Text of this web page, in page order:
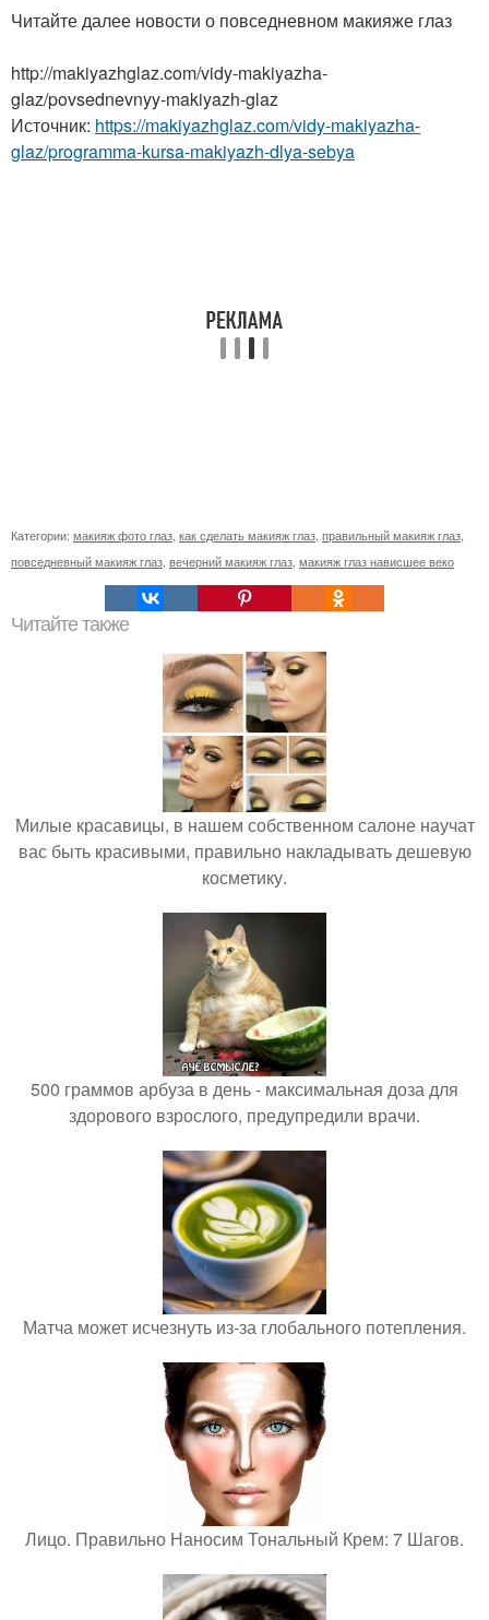
Читайте далее новости о повседневном макияже глаз
http://makiyazhglaz.com/vidy-makiyazha-
glaz/povsednevnyy-makiyazh-glaz
Источник: https://makiyazhglaz.com/vidy-makiyazha-
glaz/programma-kursa-makiyazh-dlya-sebya
Категории: макияж фото глаз как сделать макияж глаз правильный макияж глаз
повседневный макияж глаз вечерний макияж глаз макияж глаз нависшее веко
Читайте также
Милые красавицы, в нашем собственном салоне научат
вас быть красивыми, правильно накладывать дешевую
косметику.
500 граммов арбуза в день - максимальная доза для
здорового взрослого, предупредили врачи.
Матча может исчезнуть из-за глобального потепления.
Лицо. Правильно Наносим Тональный Крем: 7 Шагов.